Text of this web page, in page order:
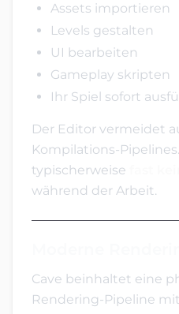
Assets importieren
Levels gestalten
UI bearbeiten
Gameplay skripten
Ihr Spiel sofort
Der Editor vermeidet
Kompilations-
typischerweise
während der Arbeit.
Cave beinhaltet eine
Rendering-Pipeline